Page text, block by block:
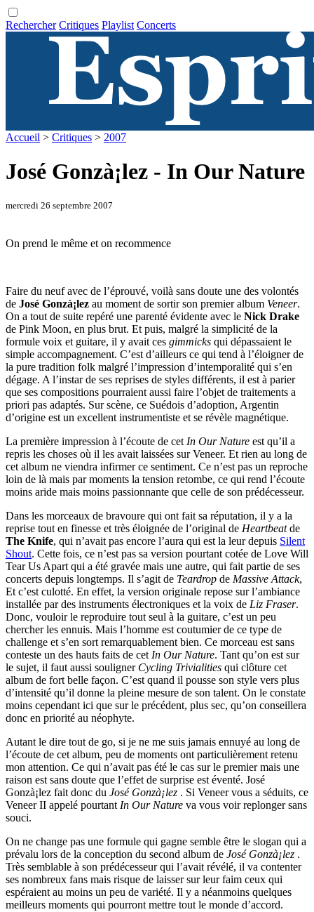
Rechercher Critiques Playlist Concerts
Accueil > Critiques > 2007
José Gonzà¡lez - In Our Nature
mercredi 26 septembre 2007
On prend le même et on recommence
Faire du neuf avec de l’éprouvé, voilà sans doute une des volontés
de José Gonzà¡lez au moment de sortir son premier album Veneer.
On a tout de suite repéré une parenté évidente avec le Nick Drake
de Pink Moon, en plus brut. Et puis, malgré la simplicité de la
formule voix et guitare, il y avait ces gimmicks qui dépassaient le
simple accompagnement. C’est d’ailleurs ce qui tend à l’éloigner de
la pure tradition folk malgré l’impression d’intemporalité qui s’en
dégage. A l’instar de ses reprises de styles différents, il est à parier
que ses compositions pourraient aussi faire l’objet de traitements a
priori pas adaptés. Sur scène, ce Suédois d’adoption, Argentin
d’origine est un excellent instrumentiste et se révèle magnétique.
La première impression à l’écoute de cet In Our Nature est qu’il a
repris les choses où il les avait laissées sur Veneer. Et rien au long de
cet album ne viendra infirmer ce sentiment. Ce n’est pas un reproche
loin de là mais par moments la tension retombe, ce qui rend l’écoute
moins aride mais moins passionnante que celle de son prédécesseur.
Dans les morceaux de bravoure qui ont fait sa réputation, il y a la
reprise tout en finesse et très éloignée de l’original de Heartbeatde
The Knife, qui n’avait pas encore l’aura qui est la leur depuis Silent
Shout. Cette fois, ce n’est pas sa version pourtant cotée de Love Will
Tear Us Apart qui a été gravée mais une autre, qui fait partie de ses
concerts depuis longtemps. Il s’agit de Teardrop de Massive Attack,
Et c’est culotté. En effet, la version originale repose sur l’ambiance
installée par des instruments électroniques et la voix de Liz Fraser.
Donc, vouloir le reproduire tout seul à la guitare, c’est un peu
chercher les ennuis. Mais l’homme est coutumier de ce type de
challenge et s’en sort remarquablement bien. Ce morceau est sans
conteste un des hauts faits de cet In Our Nature. Tant qu’on est sur
le sujet, il faut aussi souligner Cycling Trivialities qui clôture cet
album de fort belle façon. C’est quand il pousse son style vers plus
d’intensité qu’il donne la pleine mesure de son talent. On le constate
moins cependant ici que sur le précédent, plus sec, qu’on conseillera
donc en priorité au néophyte.
Autant le dire tout de go, si je ne me suis jamais ennuyé au long de
l’écoute de cet album, peu de moments ont particulièrement retenu
mon attention. Ce qui n’avait pas été le cas sur le premier mais une
raison est sans doute que l’effet de surprise est éventé. José
Gonzà¡lez fait donc du José Gonzà¡lez . Si Veneer vous a séduits, ce
Veneer II appelé pourtant In Our Nature va vous voir replonger sans
souci.
On ne change pas une formule qui gagne semble être le slogan qui a
prévalu lors de la conception du second album de José Gonzà¡lez .
Très semblable à son prédécesseur qui l’avait révélé, il va contenter
ses nombreux fans mais risque de laisser sur leur faim ceux qui
espéraient au moins un peu de variété. Il y a néanmoins quelques
meilleurs moments qui pourront mettre tout le monde d’accord.